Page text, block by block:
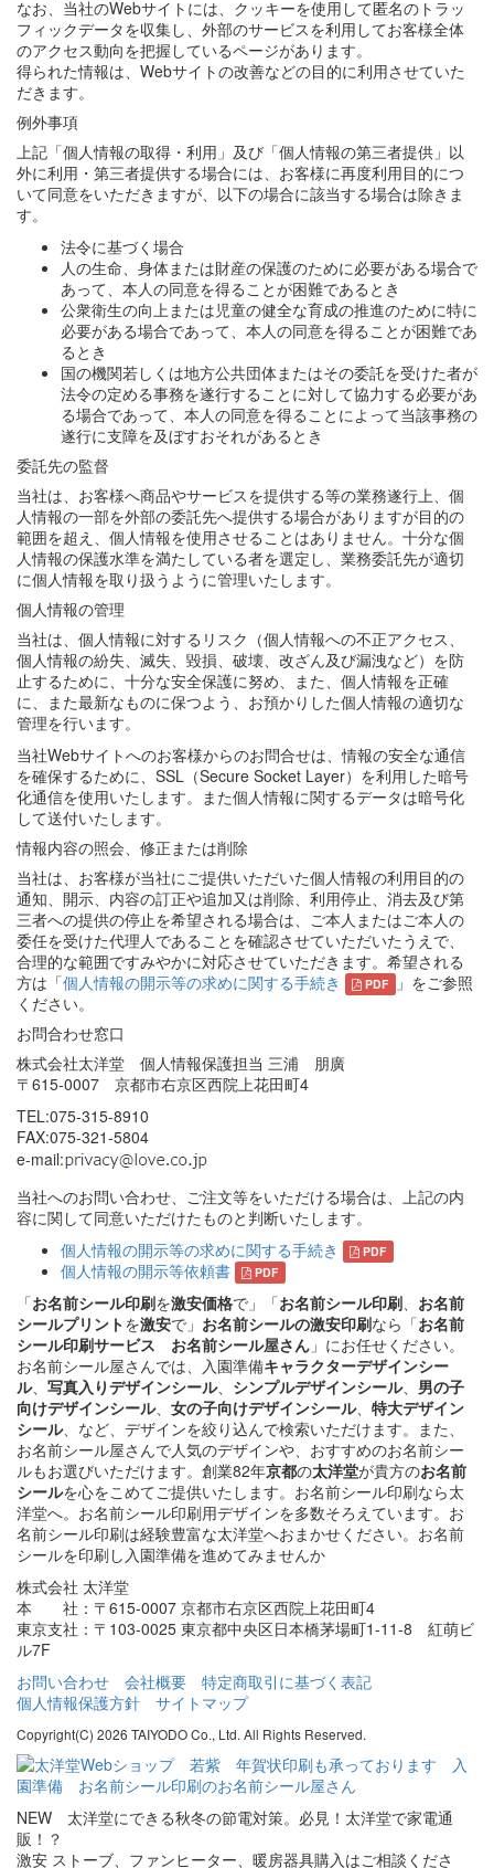
なお、当社のWebサイトには、クッキーを使用して匿名のトラッ
フィックデータを収集し、外部のサービスを利用してお客様全体
のアクセス動向を把握しているページがあります。
得られた情報は、Webサイトの改善などの目的に利用させていた
だきます。
例外事項
上記「個人情報の取得・利用」及び「個人情報の第三者提供」以
外に利用・第三者提供する場合には、お客様に再度利用目的につ
いて同意をいただきますが、以下の場合に該当する場合は除きま
す。
法令に基づく場合
人の生命、身体または財産の保護のために必要がある場合で
あって、本人の同意を得ることが困難であるとき
公衆衛生の向上または児童の健全な育成の推進のために特に
必要がある場合であって、本人の同意を得ることが困難であ
るとき
国の機関若しくは地方公共団体またはその委託を受けた者が
法令の定める事務を遂行することに対して協力する必要があ
る場合であって、本人の同意を得ることによって当該事務の
遂行に支障を及ぼすおそれがあるとき
委託先の監督
当社は、お客様へ商品やサービスを提供する等の業務遂行上、個
人情報の一部を外部の委託先へ提供する場合がありますが目的の
範囲を超え、個人情報を使用させることはありません。十分な個
人情報の保護水準を満たしている者を選定し、業務委託先が適切
に個人情報を取り扱うように管理いたします。
個人情報の管理
当社は、個人情報に対するリスク（個人情報への不正アクセス、
個人情報の紛失、滅失、毀損、破壊、改ざん及び漏洩など）を防
止するために、十分な安全保護に努め、また、個人情報を正確
に、また最新なものに保つよう、お預かりした個人情報の適切な
管理を行います。
当社Webサイトへのお客様からのお問合せは、情報の安全な通信
を確保するために、SSL（Secure Socket Layer）を利用した暗号
化通信を使用いたします。また個人情報に関するデータは暗号化
して送付いたします。
情報内容の照会、修正または削除
当社は、お客様が当社にご提供いただいた個人情報の利用目的の
通知、開示、内容の訂正や追加又は削除、利用停止、消去及び第
三者への提供の停止を希望される場合は、ご本人またはご本人の
委任を受けた代理人であることを確認させていただいたうえで、
合理的な範囲ですみやかに対応させていただきます。希望される
方は「個人情報の開示等の求めに関する手続き PDF 」をご参照
ください。
お問合わせ窓口
株式会社太洋堂 個人情報保護担当 三浦 朋廣
〒615-0007 京都市右京区西院上花田町4
TEL:075-315-8910
FAX:075-321-5804
e-mail:
当社へのお問い合わせ、ご注文等をいただける場合は、上記の内
容に関して同意いただけたものと判断いたします。
個人情報の開示等の求めに関する手続き
PDF
個人情報の開示等依頼書 PDF
「お名前シール印刷を激安価格で」「お名前シール印刷、 お名前
シールプリントを激安で」 お名前シールの激安印刷なら「お名前
シール印刷サービス お名前シール屋さん 」にお任せください。
お名前シール屋さんでは、入園準備キャラクターデザインシー
ル、 写真入りデザインシール、 シンプルデザインシール、 男の子
向けデザインシール、 女の子向けデザインシール、 特大デザイン
シール、など、デザインを絞り込んで検索いただけます。また、
お名前シール屋さんで人気のデザインや、おすすめのお名前シー
ルもお選びいただけます。創業82年京都の太洋堂が貴方のお名前
シールを心をこめてご提供いたします。お名前シール印刷なら太
洋堂へ。お名前シール印刷用デザインを多数そろえています。お
名前シール印刷は経験豊富な太洋堂へおまかせください。お名前
シールを印刷し入園準備を進めてみませんか
株式会社 太洋堂
本 社：〒615-0007 京都市右京区西院上花田町4
東京支社：〒103-0025 東京都中央区日本橋茅場町1-11-8 紅萌ビ
ル7F
お問い合わせ
会社概要
特定商取引に基づく表記
個人情報保護方針
サイトマップ
Copyright(C) 2026 TAIYODO Co., Ltd. All Rights Reserved.
NEW 太洋堂にできる秋冬の節電対策。必見！太洋堂で家電通
販！？
激安 ストーブ、ファンヒーター、暖房器具購入はご相談くださ